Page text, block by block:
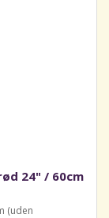
24" / 60cm
(uden